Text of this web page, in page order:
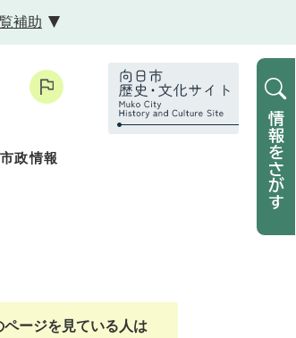
補助
市政情報
ページを見ている人は